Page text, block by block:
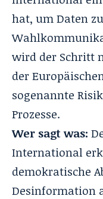
hat, um Daten
wird der Schritt
der
sogenannte
Prozesse.
Wer sagt was:
International
demokratische
Desinformation